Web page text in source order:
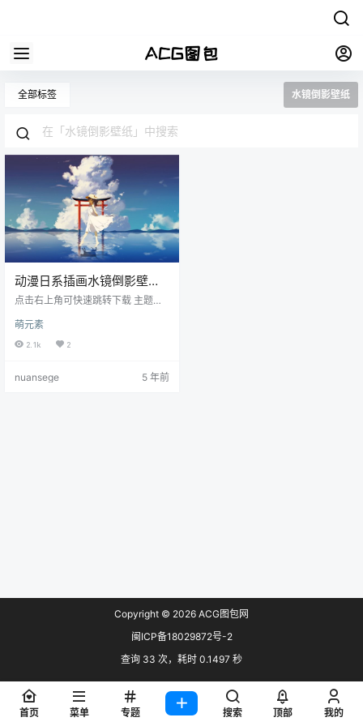
全部标签 水镜倒影壁纸
动漫日系插画水镜倒影壁纸
图包原画素材P站同人图合集
点击右上角可快速跳转下载 主题：
JPG/PNG 数量：411张/1G_不断更
新中（更新会在本站公众号暖色阁
萌元素
2.1k 2
nuansege 5 年前
Copyright © 2026 ACG图包网
闽ICP备18029872号-2
查询 33 次，耗时 0.1497 秒
首页 菜单 专题 搜索 顶部 我的